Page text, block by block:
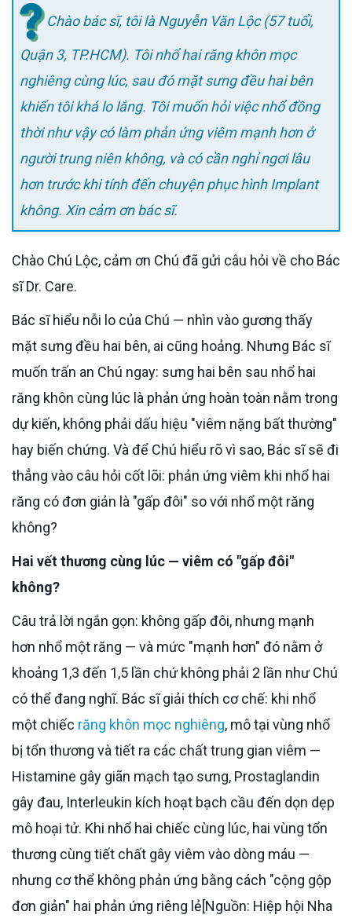
Chào bác sĩ, tôi là Nguyễn Văn Lộc (57 tuổi,
Quận 3, TP.HCM). Tôi nhổ hai răng khôn mọc
nghiêng cùng lúc, sau đó mặt sưng đều hai bên
khiến tôi khá lo lắng. Tôi muốn hỏi việc nhổ đồng
thời như vậy có làm phản ứng viêm mạnh hơn ở
người trung niên không, và có cần nghỉ ngơi lâu
hơn trước khi tính đến chuyện phục hình Implant
không. Xin cảm ơn bác sĩ.
Chào Chú Lộc, cảm ơn Chú đã gửi câu hỏi về cho Bác
sĩ Dr. Care.
Bác sĩ hiểu nỗi lo của Chú — nhìn vào gương thấy
mặt sưng đều hai bên, ai cũng hoảng. Nhưng Bác sĩ
muốn trấn an Chú ngay: sưng hai bên sau nhổ hai
răng khôn cùng lúc là phản ứng hoàn toàn nằm trong
dự kiến, không phải dấu hiệu "viêm nặng bất thường"
hay biến chứng. Và để Chú hiểu rõ vì sao, Bác sĩ sẽ đi
thẳng vào câu hỏi cốt lõi: phản ứng viêm khi nhổ hai
răng có đơn giản là "gấp đôi" so với nhổ một răng
không?
Hai vết thương cùng lúc — viêm có "gấp đôi"
không?
Câu trả lời ngắn gọn: không gấp đôi, nhưng mạnh
hơn nhổ một răng — và mức "mạnh hơn" đó nằm ở
khoảng 1,3 đến 1,5 lần chứ không phải 2 lần như Chú
có thể đang nghĩ. Bác sĩ giải thích cơ chế: khi nhổ
một chiếc răng khôn mọc nghiêng, mô tại vùng nhổ
bị tổn thương và tiết ra các chất trung gian viêm —
Histamine gây giãn mạch tạo sưng, Prostaglandin
gây đau, Interleukin kích hoạt bạch cầu đến dọn dẹp
mô hoại tử. Khi nhổ hai chiếc cùng lúc, hai vùng tổn
thương cùng tiết chất gây viêm vào dòng máu —
nhưng cơ thể không phản ứng bằng cách "cộng gộp
đơn giản" hai phản ứng riêng lẻ[Nguồn: Hiệp hội Nha